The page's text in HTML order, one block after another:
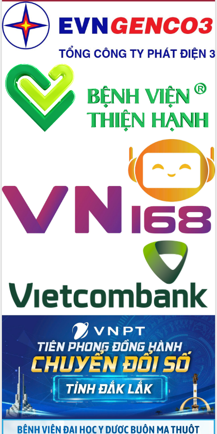
Xây dựng nền hành chính số đồng
hành cùng nông dân dân, doanh nghiệp
Giai đoạn 2026-2030, Đắk Lắk phấn
đấu có 77% xã đạt chuẩn nông thôn
Chuyển đổi số 'mở đường' cho nông
nghiệp Đắk Lắk tăng trưởng bứt phá
Triển khai đồng bộ đo đạc, lập hồ sơ
địa chính, hoàn thiện cơ sở dữ liệu đất
đai
Ứng dụng sinh trắc học - Bước tiến
trong hành trình chuyển đổi số tại Đắk
bền vững
Tập huấn nâng cao năng lực triển khai
chuyển đổi số cho cán bộ, công chức
cấp xã
Đắk Lắk phát động hưởng ứng Ngày
hai con số trong năm 2026
Tổ chức trang trọng Lễ hội Đền thờ
Lương Văn Chánh năm 2026
Huy giữ chức Bí thư Đảng ủy Ủy Ban
Nhân dân tỉnh
Bệnh án điện tử thúc đẩy chuyển đổi
số y tế tại Đắk Lắk
Chuyển đổi số thư viện: Mở rộng
không gian tri thức trong thời đại số
Đánh giá, rút kinh nghiệm công tác tổ
chức diễn tập trước ngày bầu cử
Chương trình “Gặp gỡ hữu nghị –
Friendship Meeting New Year 2026”